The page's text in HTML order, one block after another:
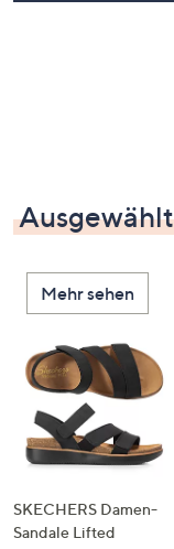
Mehr sehen
SKECHERS Damen-
Sandale Lifted